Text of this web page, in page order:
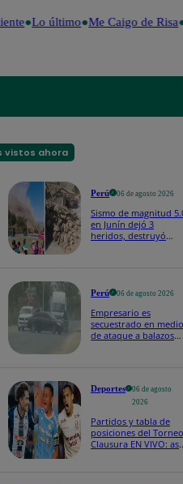
Lo último Me Caigo de Risa
vistos ahora
Perú 06 de agosto 2026
Sismo de magnitud
en Junín dejó 3
heridos, destruyó
Perú 06 de agosto 2026
Empresario es
secuestrado en medio
de ataque a balazos
Deportes
06 de agosto
2026
Partidos y tabla de
posiciones del Torneo
Clausura EN VIVO: así